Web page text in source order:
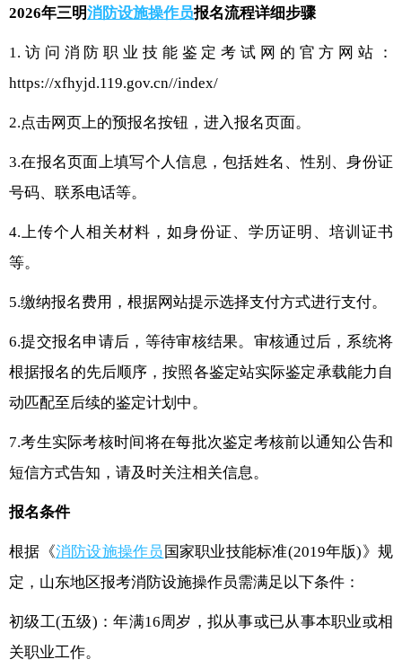
2026年三明消防设施操作员报名流程详细步骤
1.访问消防职业技能鉴定考试网的官方网站：
https://xfhyjd.119.gov.cn//index/
2.点击网页上的预报名按钮，进入报名页面。
3.在报名页面上填写个人信息，包括姓名、性别、身份证
号码、联系电话等。
4.上传个人相关材料，如身份证、学历证明、培训证书
等。
5.缴纳报名费用，根据网站提示选择支付方式进行支付。
6.提交报名申请后，等待审核结果。审核通过后，系统将
根据报名的先后顺序，按照各鉴定站实际鉴定承载能力自
动匹配至后续的鉴定计划中。
7.考生实际考核时间将在每批次鉴定考核前以通知公告和
短信方式告知，请及时关注相关信息。
报名条件
根据《消防设施操作员 国家职业技能标准(2019年版)》规
定，山东地区报考消防设施操作员需满足以下条件：
初级工(五级)：年满16周岁，拟从事或已从事本职业或相
关职业工作。